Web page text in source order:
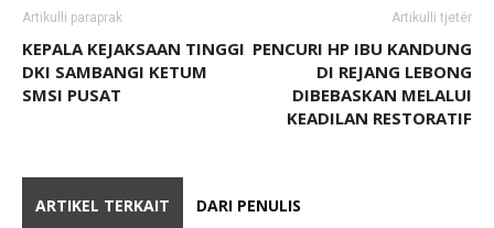
Artikulli paraprak
KEPALA KEJAKSAAN TINGGI
DKI SAMBANGI KETUM
SMSI PUSAT
Artikulli tjetër
PENCURI HP IBU KANDUNG
DI REJANG LEBONG
DIBEBASKAN MELALUI
KEADILAN RESTORATIF
ARTIKEL TERKAIT DARI PENULIS